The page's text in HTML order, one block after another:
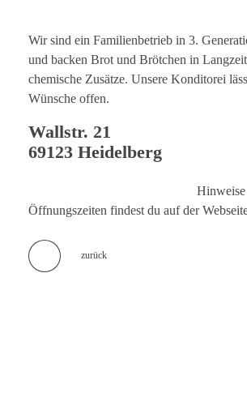
Wir sind ein Familienbetrieb in 3.
und backen Brot und Brötchen in
chemische Zusätze. Unsere Konditorei
Wünsche offen.
Wallstr. 21
69123 Heidelberg
Hinweise
Öffnungszeiten findest du auf der
zurück